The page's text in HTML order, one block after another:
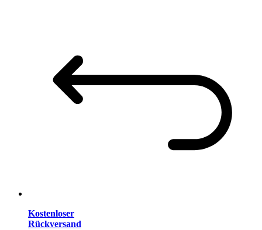
Kostenloser
Rückversand